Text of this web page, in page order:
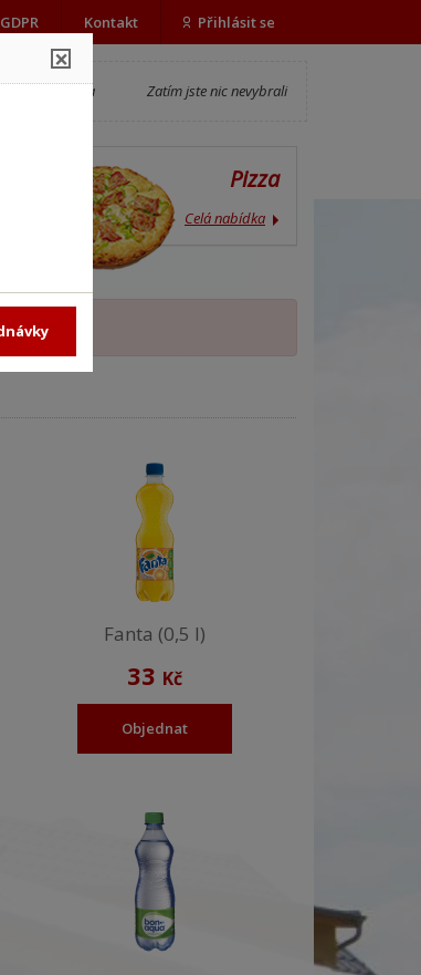
GDPR Kontakt Přihlásit se
Objednávka Zatím jste nic nevybrali
Pizza
Celá nabídka
Fanta (0,5 l)
33 Kč
Objednat
×